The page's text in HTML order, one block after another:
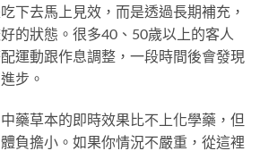
下去馬上見效，而是透過長期補充，
的狀態。很多40、50歲以上的客人
運動跟作息調整，一段時間後會發現
步。
藥草本的即時效果比不上化學藥，但
負擔小。如果你情況不嚴重，從這裡